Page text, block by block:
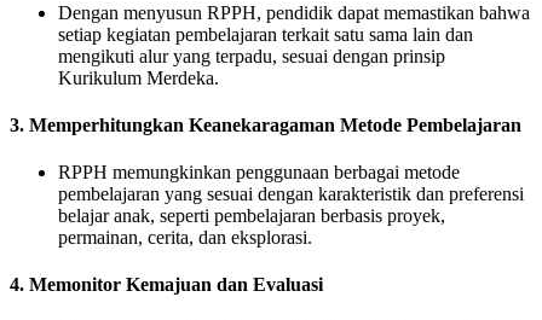
Dengan menyusun RPPH, pendidik dapat memastikan bahwa
setiap kegiatan pembelajaran terkait satu sama lain dan
mengikuti alur yang terpadu, sesuai dengan prinsip
Kurikulum Merdeka.
3. Memperhitungkan Keanekaragaman Metode Pembelajaran
RPPH memungkinkan penggunaan berbagai metode
pembelajaran yang sesuai dengan karakteristik dan preferensi
belajar anak, seperti pembelajaran berbasis proyek,
permainan, cerita, dan eksplorasi.
4. Memonitor Kemajuan dan Evaluasi